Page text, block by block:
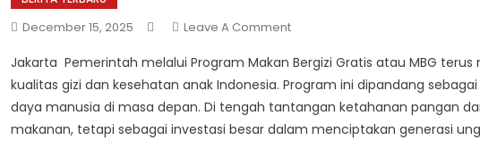
December 15, 2025 Leave A CommentOn
Jadi
Program
Strategis
Penguatan
Jakarta  Pemerintah melalui Program Makan Bergizi Gratis atau MBG
kualitas gizi dan kesehatan anak Indonesia. Program ini dipandang
daya manusia di masa depan. Di tengah tantangan ketahanan pangan
makanan, tetapi sebagai investasi besar dalam menciptakan generasi